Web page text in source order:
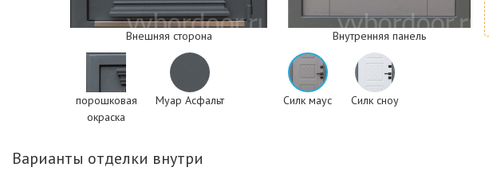
Внешняя сторона Внутренняя панель
порошковая
окраска
Муар Асфальт Силк маус Силк сноу
Варианты отделки внутри